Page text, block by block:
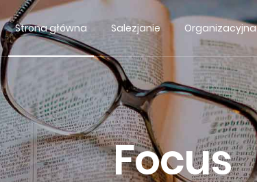
Strona główna Salezjanie Organizacyjna
Focus